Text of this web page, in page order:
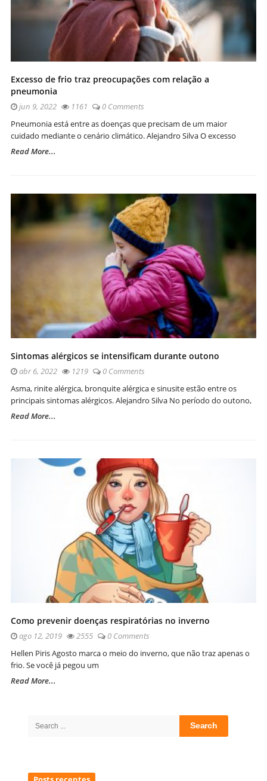
Excesso de frio traz preocupações com relação a
pneumonia
jun 9, 2022 1161
0 Comments
Pneumonia está entre as doenças que precisam de um maior
cuidado mediante o cenário climático. Alejandro Silva O excesso
Read More...
Sintomas alérgicos se intensificam durante outono
abr 6, 2022 1219
0 Comments
Asma, rinite alérgica, bronquite alérgica e sinusite estão entre os
principais sintomas alérgicos. Alejandro Silva No período do outono,
Read More...
Como prevenir doenças respiratórias no inverno
ago 12, 2019 2555
0 Comments
Hellen Piris Agosto marca o meio do inverno, que não traz apenas o
frio. Se você já pegou um
Read More...
Search